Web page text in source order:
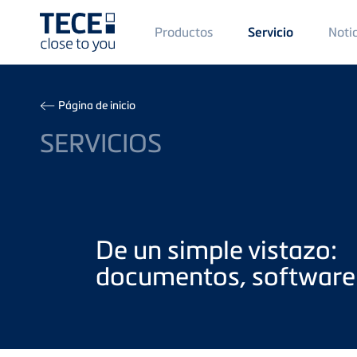
Main
Menü
1
Productos Servicio
Breadcrumb
Página de inicio
SERVICIOS
De un simple vistazo:
documentos,